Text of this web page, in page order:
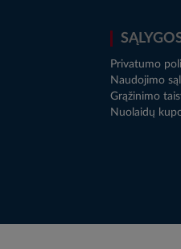
Privatumo
Naudojimo
Grąžinimo
Nuolaidų